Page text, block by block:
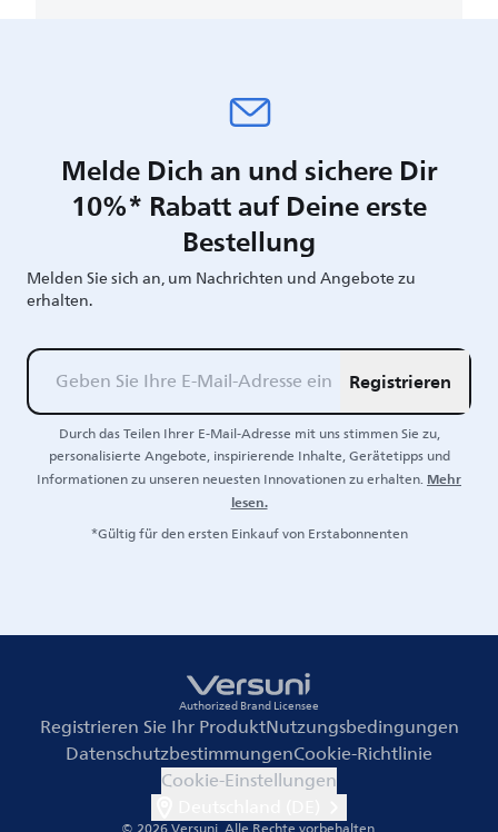
Melde Dich an und sichere Dir
10%* Rabatt auf Deine erste
Bestellung
Melden Sie sich an, um Nachrichten und Angebote zu
erhalten.
Registrieren
Durch das Teilen Ihrer E-Mail-Adresse mit uns stimmen Sie zu,
personalisierte Angebote, inspirierende Inhalte, Gerätetipps und
Informationen zu unseren neuesten Innovationen zu erhalten.Mehr
lesen.
*Gültig für den ersten Einkauf von Erstabonnenten
Authorized Brand Licensee
Registrieren Sie Ihr ProduktNutzungsbedingungen
DatenschutzbestimmungenCookie-Richtlinie
Cookie-Einstellungen